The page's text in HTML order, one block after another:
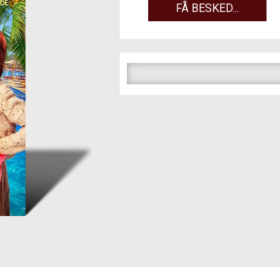
FÅ BESKED...